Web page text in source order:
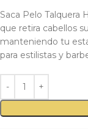
Saca Pelo Talquera
que retira cabellos
manteniendo tu
para estilistas y